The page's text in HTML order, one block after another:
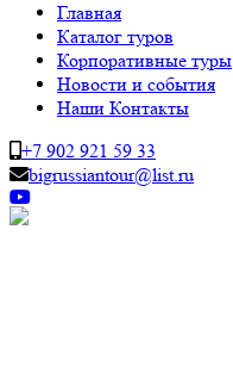
Главная
Каталог туров
Корпоративные туры
Новости и события
Наши Контакты
+7 902 921 59 33
bigrussiantour@list.ru